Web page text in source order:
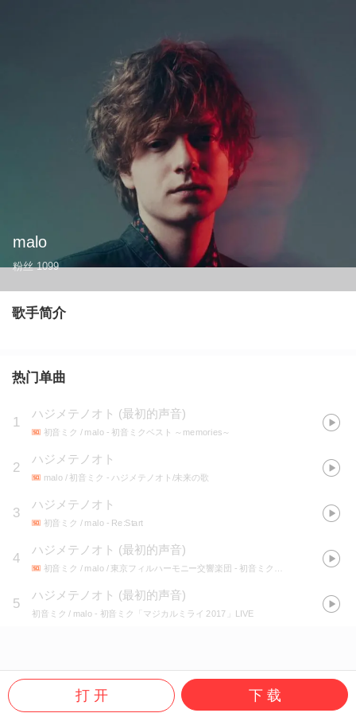
malo
粉丝 1099
歌手简介
热门单曲
1
ハジメテノオト (最初的声音)
初音ミク / malo - 初音ミクベスト ～memories～
2
ハジメテノオト
malo / 初音ミク - ハジメテノオト/未来の歌
3
ハジメテノオト
初音ミク / malo - Re:Start
4
ハジメテノオト (最初的声音)
初音ミク / malo / 東京フィルハーモニー交響楽団 - 初音ミクシンフォニー Miku Symphony 2016 オーケストラ ライブ CD
5
ハジメテノオト (最初的声音)
初音ミク / malo - 初音ミク「マジカルミライ 2017」LIVE
打 开 下 载